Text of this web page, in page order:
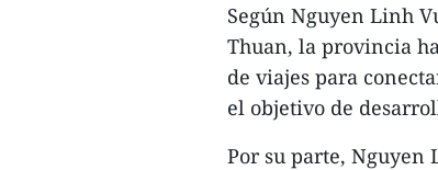
Según Nguyen Linh
Thuan, la provincia
de viajes para
el objetivo de
Por su parte, Nguyen